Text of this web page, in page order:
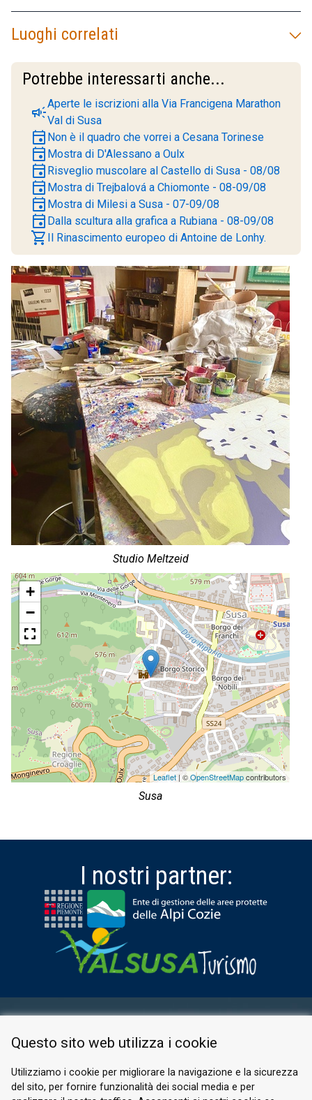
Studio Meltzeid
+
−
Leaflet | ©OpenStreetMapcontributors
Susa
Luoghi correlati
Potrebbe interessarti anche...
campaignAperte le iscrizioni alla Via Francigena Marathon
Val di Susa
event Non è il quadro che vorrei a Cesana Torinese
event Mostra di D'Alessano a Oulx
event Risveglio muscolare al Castello di Susa - 08/08
event Mostra di Trejbalová a Chiomonte - 08-09/08
event Mostra di Milesi a Susa - 07-09/08
event Dalla scultura alla grafica a Rubiana - 08-09/08
shopping_cart Il Rinascimento europeo di Antoine de Lonhy.
I nostri partner:
PRIVACY POLICY
Questo sito web utilizza i cookie
Utilizziamo i cookie per migliorare la navigazione e la sicurezza
del sito, per fornire funzionalità dei social media e per